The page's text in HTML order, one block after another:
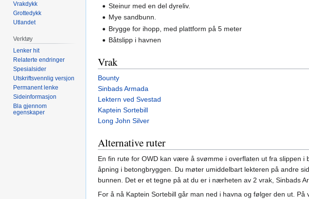
Steinur med en del dyreliv.
Mye sandbunn.
Brygge for ihopp, med plattform på 5 meter
Båtslipp i havnen
Vrak
Bounty
Sinbads Armada
Lektern ved Svestad
Kaptein Sortebill
Long John Silver
Alternative ruter
En fin rute for OWD kan være å svømme i overflaten ut fra slippen
åpning i betongbryggen. Du møter umiddelbart lekteren på andre
bunnen. Det er et tegne på at du er i nærheten av 2 vrak, Sinbads
For å nå Kaptein Sortebill går man ned i havna og følger den ut.
Vrakdykk
Grottedykk
Utlandet
Verktøy
Lenker hit
Relaterte endringer
Spesialsider
Utskriftsvennlig versjon
Permanent lenke
Sideinformasjon
Bla gjennom
egenskaper